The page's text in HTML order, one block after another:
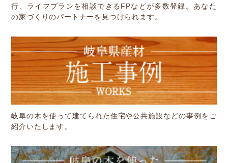
行、ライフプランを相談できるFPなどが多数登録。あなた
の家づくりのパートナーを見つけられます。
岐阜の木を使って建てられた住宅や公共施設などの事例をご
紹介いたします。